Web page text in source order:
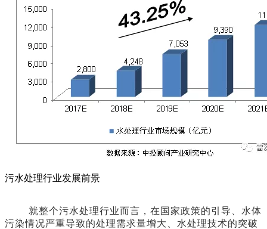
污水处理行业发展前景
就整个污水处理行业而言，在国家政策的引导、水体
污染情况严重导致的处理需求量增大、水处理技术的突破